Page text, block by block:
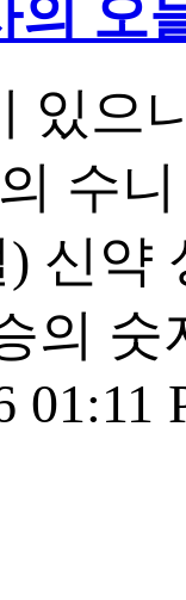
의 오
있으
수
) 신약
의
01:11